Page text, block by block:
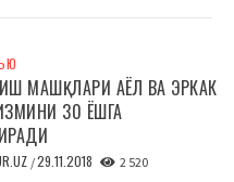
МАШҚЛАРИ АЁЛ ВА ЭРКАК
30 ЁШГА
/29.11.2018 2 520